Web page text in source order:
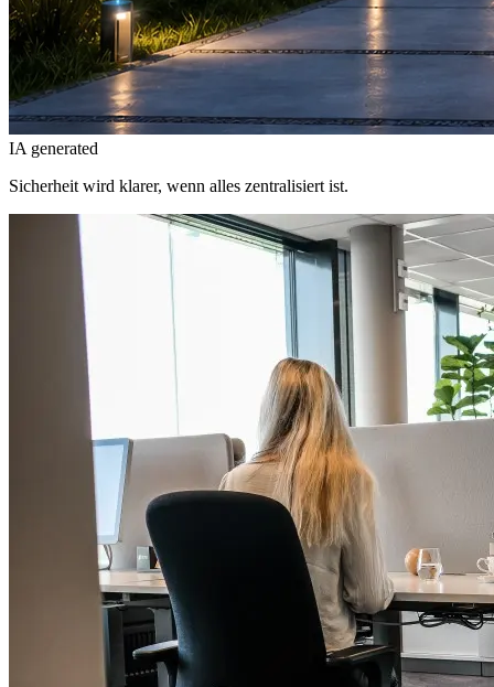
IA generated
Sicherheit wird klarer, wenn alles zentralisiert ist.